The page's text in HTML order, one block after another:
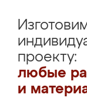
проекту:
любые
и